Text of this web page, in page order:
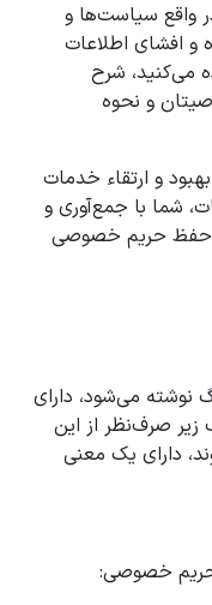
سیاست‌ها و
و افشای اطلاعات
می‌کنید، شرح
و نحوه
و ارتقاء خدمات
شما با جمع‌آوری و
حفظ حریم خصوصی
نوشته می‌شود، دارای
صرف‌نظر از این
دارای یک معنی
خصوصی: